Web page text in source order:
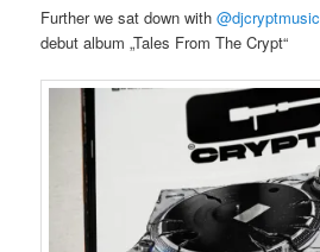
Further we sat down with@djcryptmusic
debut album „Tales From The Crypt“